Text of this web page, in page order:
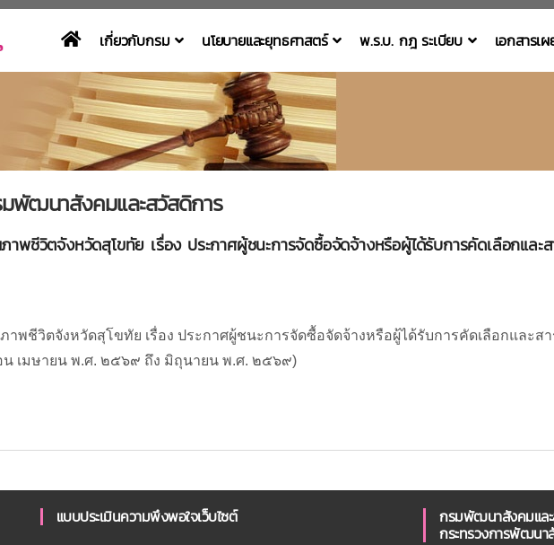
เกี่ยวกับกรม นโยบายและยุทธศาสตร์ พ.ร.บ. กฎ ระเบียบ เอกสารเ
มพัฒนาสังคมและสวัสดิการ
าพชีวิตจังหวัดสุโขทัย เรื่อง ประกาศผู้ชนะการจัดซื้อจัดจ้างหรือผู้ได้รับการคัดเลือกแ
าพชีวิตจังหวัดสุโขทัย เรื่อง ประกาศผู้ชนะการจัดซื้อจัดจ้างหรือผู้ได้รับการคัดเลือกแล
น เมษายน พ.ศ. ๒๕๖๙ ถึง มิถุนายน พ.ศ. ๒๕๖๙)
แบบประเมินความพึงพอใจเว็บไซต์ กรมพัฒนาสังคมและ
กระทรวงการพัฒนา